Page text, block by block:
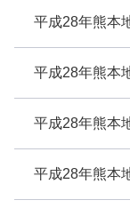
平成28年熊本
平成28年熊本
平成28年熊本
平成28年熊本